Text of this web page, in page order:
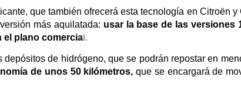
, que también ofrecerá esta tecnología en Citroën y
más aquilatada: usar la base de las versiones
el plano comercial.
de hidrógeno, que se podrán repostar en
de unos 50 kilómetros, que se encargará de